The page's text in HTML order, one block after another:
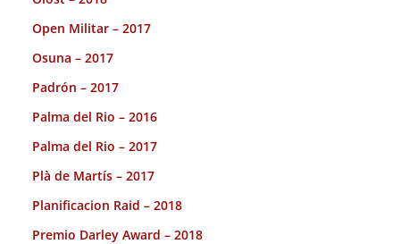
Open Militar – 2017
Osuna – 2017
Padrón – 2017
Palma del Rio – 2016
Palma del Rio – 2017
Plà de Martís – 2017
Planificacion Raid – 2018
Premio Darley Award – 2018